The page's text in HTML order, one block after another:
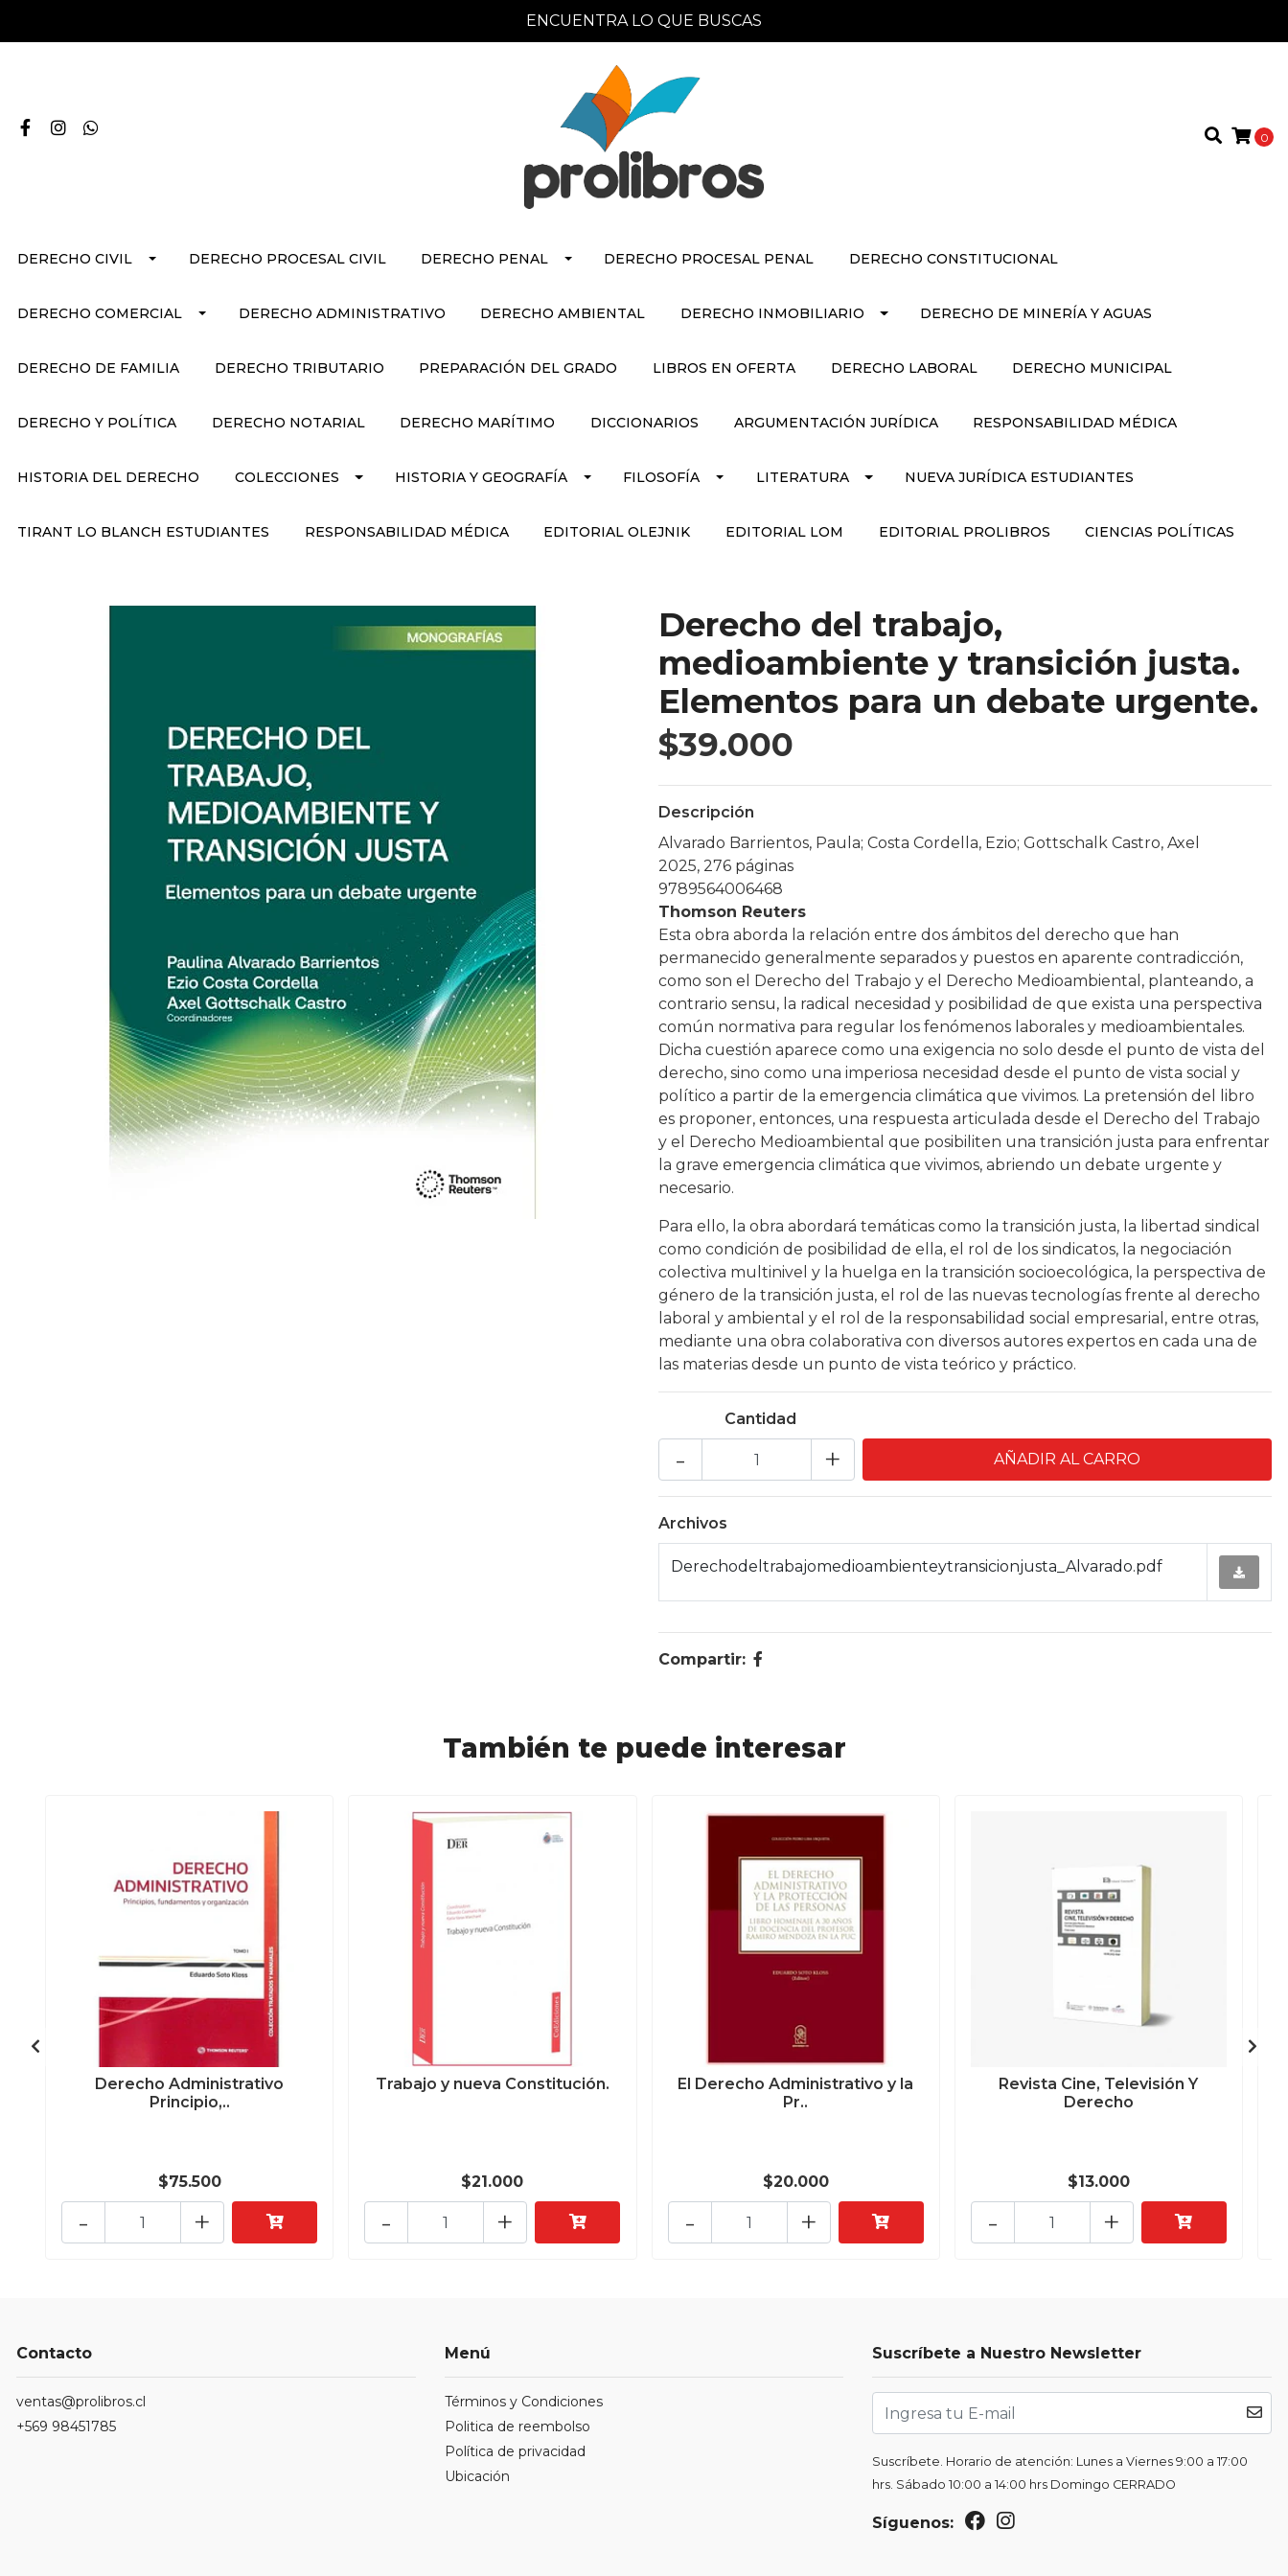
ENCUENTRA LO QUE BUSCAS
0
DERECHO CIVIL DERECHO PROCESAL CIVIL DERECHO PENAL DERECHO PROCESAL PENAL DERECHO CONSTITUCIONAL
DERECHO COMERCIAL DERECHO ADMINISTRATIVO DERECHO AMBIENTAL DERECHO INMOBILIARIO DERECHO DE MINERÍA Y AGUAS
DERECHO DE FAMILIA DERECHO TRIBUTARIO PREPARACIÓN DEL GRADO LIBROS EN OFERTA DERECHO LABORAL DERECHO MUNICIPAL
DERECHO Y POLÍTICA DERECHO NOTARIAL DERECHO MARÍTIMO DICCIONARIOS ARGUMENTACIÓN JURÍDICA RESPONSABILIDAD MÉDICA
HISTORIA DEL DERECHO COLECCIONES HISTORIA Y GEOGRAFÍA FILOSOFÍA LITERATURA NUEVA JURÍDICA ESTUDIANTES
TIRANT LO BLANCH ESTUDIANTES RESPONSABILIDAD MÉDICA EDITORIAL OLEJNIK EDITORIAL LOM EDITORIAL PROLIBROS CIENCIAS POLÍTICAS
Derecho del trabajo,
medioambiente y transición justa.
Elementos para un debate urgente.
$39.000
Descripción
Alvarado Barrientos, Paula; Costa Cordella, Ezio; Gottschalk Castro, Axel
2025, 276 páginas
9789564006468
Thomson Reuters
Esta obra aborda la relación entre dos ámbitos del derecho que han
permanecido generalmente separados y puestos en aparente contradicción,
como son el Derecho del Trabajo y el Derecho Medioambiental, planteando, a
contrario sensu, la radical necesidad y posibilidad de que exista una perspectiva
común normativa para regular los fenómenos laborales y medioambientales.
Dicha cuestión aparece como una exigencia no solo desde el punto de vista del
derecho, sino como una imperiosa necesidad desde el punto de vista social y
político a partir de la emergencia climática que vivimos. La pretensión del libro
es proponer, entonces, una respuesta articulada desde el Derecho del Trabajo
y el Derecho Medioambiental que posibiliten una transición justa para enfrentar
la grave emergencia climática que vivimos, abriendo un debate urgente y
necesario.
Para ello, la obra abordará temáticas como la transición justa, la libertad sindical
como condición de posibilidad de ella, el rol de los sindicatos, la negociación
colectiva multinivel y la huelga en la transición socioecológica, la perspectiva de
género de la transición justa, el rol de las nuevas tecnologías frente al derecho
laboral y ambiental y el rol de la responsabilidad social empresarial, entre otras,
mediante una obra colaborativa con diversos autores expertos en cada una de
las materias desde un punto de vista teórico y práctico.
Cantidad
+
-
Archivos
Derechodeltrabajomedioambienteytransicionjusta_Alvarado.pdf
Compartir:
También te puede interesar
Derecho Administrativo
Principio,..
$75.500
+
-
Trabajo y nueva Constitución.
$21.000
+
-
El Derecho Administrativo y la
Pr..
$20.000
+
-
Revista Cine, Televisión Y
Derecho
$13.000
+
-
Contacto
ventas@prolibros.cl
+569 98451785
Menú
Términos y Condiciones
Politica de reembolso
Política de privacidad
Ubicación
Suscríbete a Nuestro Newsletter
Suscríbete. Horario de atención: Lunes a Viernes 9:00 a 17:00
hrs. Sábado 10:00 a 14:00 hrs Domingo CERRADO
Síguenos: